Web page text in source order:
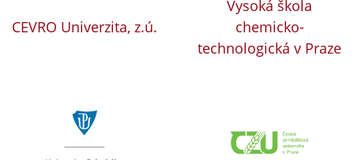
CEVRO Univerzita, z.ú.
Vysoká škola
chemicko-
technologická v Praze